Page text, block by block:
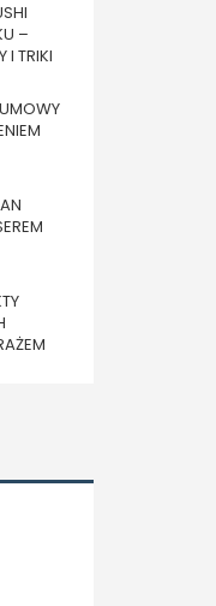
–
I TRIKI